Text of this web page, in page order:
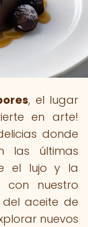
, el lugar
en arte!
donde
las últimas
el lujo y la
nuestro
aceite de
nuevos